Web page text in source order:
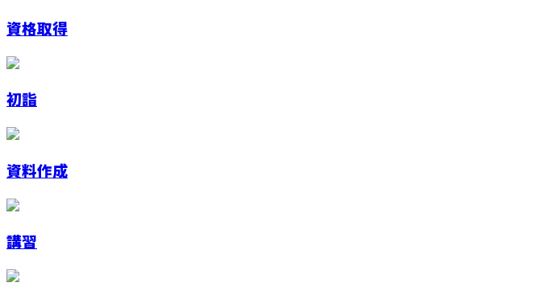
資格取得
初詣
資料作成
講習